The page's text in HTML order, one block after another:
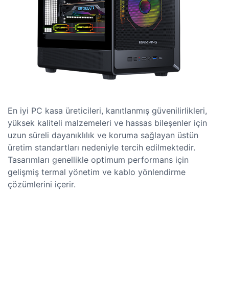
En iyi PC kasa üreticileri, kanıtlanmış güvenilirlikleri,
yüksek kaliteli malzemeleri ve hassas bileşenler için
uzun süreli dayanıklılık ve koruma sağlayan üstün
üretim standartları nedeniyle tercih edilmektedir.
Tasarımları genellikle optimum performans için
gelişmiş termal yönetim ve kablo yönlendirme
çözümlerini içerir.